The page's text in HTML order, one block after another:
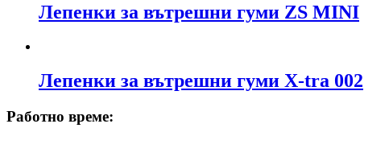
Лепенки за вътрешни гуми ZS MINI
Лепенки за вътрешни гуми X-tra 002
Работно време: